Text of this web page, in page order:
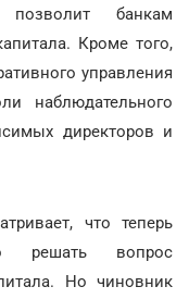
банкам
Кроме того,
управления
наблюдательного
директоров и
что теперь
решать вопрос
Но чиновник